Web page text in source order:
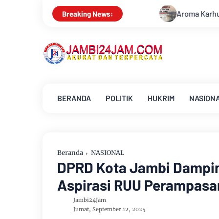
Breaking News:
Aroma Karhutla Mulai Tercium di Kota Jambi,
BERANDA POLITIK HUKRIM
Beranda NASIONAL
DPRD Kota Jambi
Aspirasi RUU
Jambi24Jam
Jumat, September 12, 2025